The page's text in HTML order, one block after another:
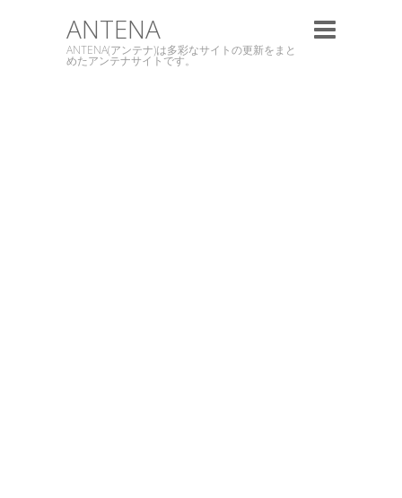
ANTENA
ANTENA(アンテナ)は多彩なサイトの更新をまと
めたアンテナサイトです。